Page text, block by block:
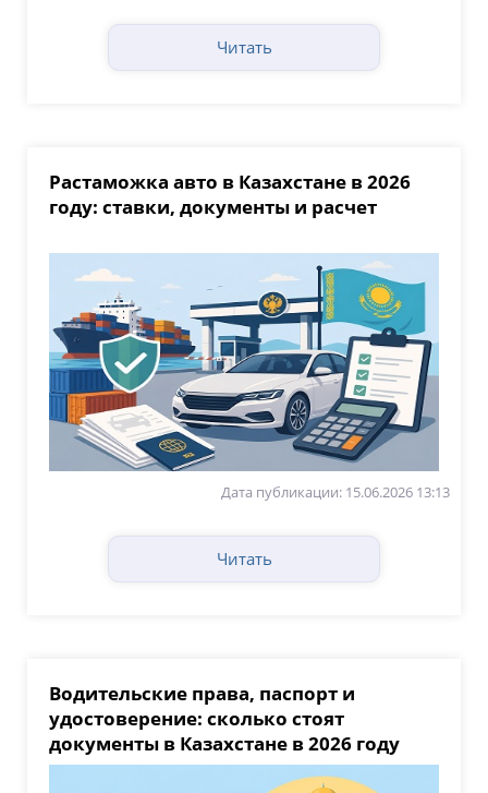
Читать
Растаможка авто в Казахстане в 2026
году: ставки, документы и расчет
Дата публикации: 15.06.2026 13:13
Читать
Водительские права, паспорт и
удостоверение: сколько стоят
документы в Казахстане в 2026 году